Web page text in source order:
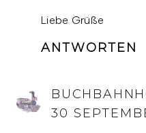
Liebe Grüße
ANTWORTEN
30